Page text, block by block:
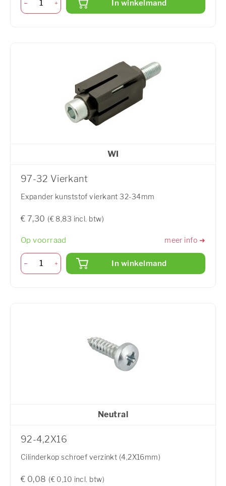
In winkelmand
WI
97-32 Vierkant
Expander kunststof vierkant 32-34mm
€ 7,30 (€ 8,83 incl. btw)
Op voorraad meer info ➜
In winkelmand
Neutral
92-4,2X16
Cilinderkop schroef verzinkt (4,2X16mm)
€ 0,08 (€ 0,10 incl. btw)